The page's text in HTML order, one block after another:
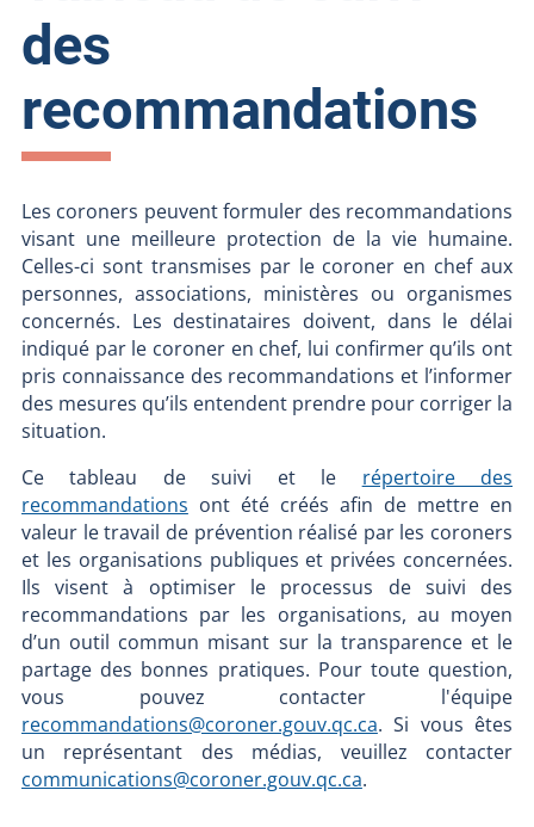
des
recommandations
Les coroners peuvent formuler des recommandations
visant une meilleure protection de la vie humaine.
Celles-ci sont transmises par le coroner en chef aux
personnes, associations, ministères ou organismes
concernés. Les destinataires doivent, dans le délai
indiqué par le coroner en chef, lui confirmer qu’ils ont
pris connaissance des recommandations et l’informer
des mesures qu’ils entendent prendre pour corriger la
situation.
Ce tableau de suivi et le répertoire des
recommandations ont été créés afin de mettre en
valeur le travail de prévention réalisé par les coroners
et les organisations publiques et privées concernées.
Ils visent à optimiser le processus de suivi des
recommandations par les organisations, au moyen
d’un outil commun misant sur la transparence et le
partage des bonnes pratiques. Pour toute question,
vous pouvez contacter l'équipe
recommandations@coroner.gouv.qc.ca. Si vous êtes
un représentant des médias, veuillez contacter
communications@coroner.gouv.qc.ca.